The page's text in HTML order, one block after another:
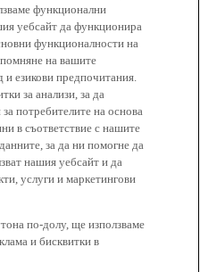
функционални
уебсайт да функционира
функционалности на
на вашите
езикови предпочитания.
за анализи, за да
потребителите на основа
в съответствие с нашите
за да ни помогне да
нашия уебсайт и да
услуги и маркетингови
по-долу, ще използваме
и бисквитки в